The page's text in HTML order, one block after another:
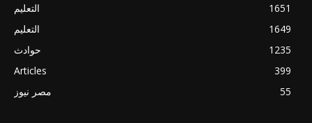
التعليم
1651
التعليم
1649
حوادث
1235
Articles
399
مصر نيوز
55